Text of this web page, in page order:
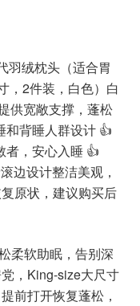
羽绒枕头（适合胃
，2件装，白色）白
供宽敞支撑，蓬松
和背睡人群设计 👍
者，安心入睡 👍
边设计整洁美观，
原状，建议购买后
柔软助眠，告别深
，King-size大尺寸
前打开恢复蓬松，